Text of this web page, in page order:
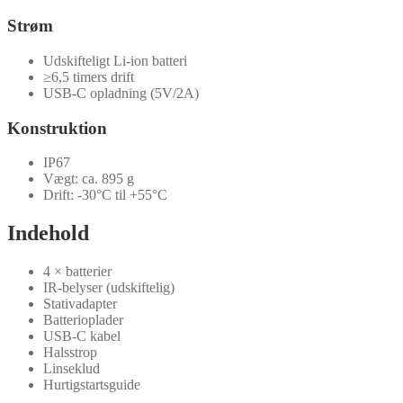
Strøm
Udskifteligt Li-ion batteri
≥6,5 timers drift
USB-C opladning (5V/2A)
Konstruktion
IP67
Vægt: ca. 895 g
Drift: -30°C til +55°C
Indehold
4 × batterier
IR-belyser (udskiftelig)
Stativadapter
Batterioplader
USB-C kabel
Halsstrop
Linseklud
Hurtigstartsguide